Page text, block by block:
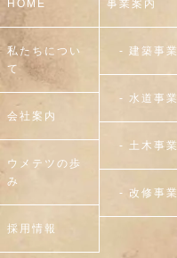
HOME
私たちについ
て
会社案内
ウメテツの歩
み
採用情報
事業案内
- 建築事業
- 水道事業
- 土木事業
- 改修事業